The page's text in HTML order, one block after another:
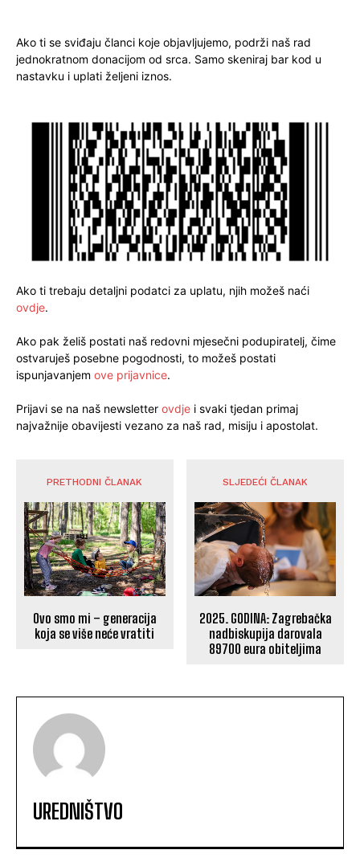
Ako ti se sviđaju članci koje objavljujemo, podrži naš rad
jednokratnom donacijom od srca. Samo skeniraj bar kod u
nastavku i uplati željeni iznos.
Ako ti trebaju detaljni podatci za uplatu, njih možeš naći
ovdje.
Ako pak želiš postati naš redovni mjesečni podupiratelj, čime
ostvaruješ posebne pogodnosti, to možeš postati
ispunjavanjem ove prijavnice.
Prijavi se na naš newsletter ovdje i svaki tjedan primaj
najvažnije obavijesti vezano za naš rad, misiju i apostolat.
PRETHODNI ČLANAK
Ovo smo mi – generacija
koja se više neće vratiti
SLJEDEĆI ČLANAK
2025. GODINA: Zagrebačka
nadbiskupija darovala
89700 eura obiteljima
UREDNIŠTVO